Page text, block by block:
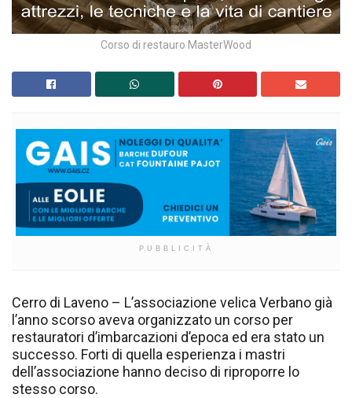
Corso di restauro MasterWood
PUBBLICITÀ
Cerro di Laveno – L’associazione velica Verbano già
l’anno scorso aveva organizzato un corso per
restauratori d’imbarcazioni d’epoca ed era stato un
successo. Forti di quella esperienza i mastri
dell’associazione hanno deciso di riproporre lo
stesso corso.